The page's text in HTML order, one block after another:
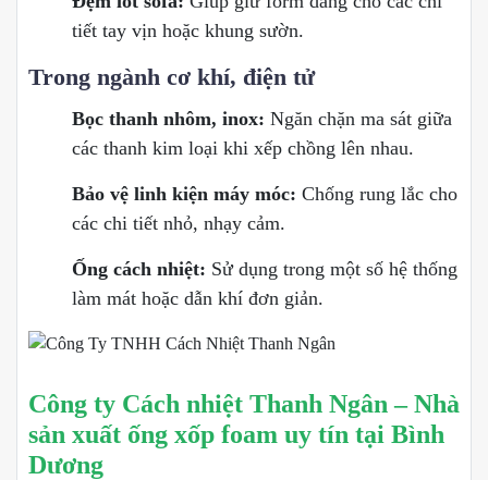
tiết tay vịn hoặc khung sườn.
Trong ngành cơ khí, điện tử
Bọc thanh nhôm, inox: Ngăn chặn ma sát giữa
các thanh kim loại khi xếp chồng lên nhau.
Bảo vệ linh kiện máy móc: Chống rung lắc cho
các chi tiết nhỏ, nhạy cảm.
Ống cách nhiệt: Sử dụng trong một số hệ thống
làm mát hoặc dẫn khí đơn giản.
Công ty Cách nhiệt Thanh Ngân – Nhà
sản xuất ống xốp foam uy tín tại Bình
Dương